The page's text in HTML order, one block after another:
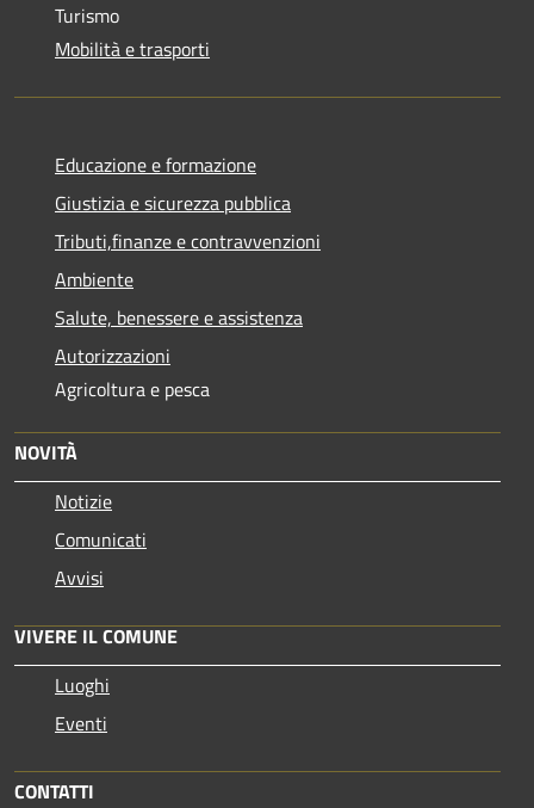
Turismo
Mobilità e trasporti
Educazione e formazione
Giustizia e sicurezza pubblica
Tributi,finanze e contravvenzioni
Ambiente
Salute, benessere e assistenza
Autorizzazioni
Agricoltura e pesca
NOVITÀ
Notizie
Comunicati
Avvisi
VIVERE IL COMUNE
Luoghi
Eventi
CONTATTI